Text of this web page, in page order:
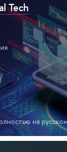
Tech
на